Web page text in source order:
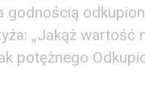
godnością
„Jakąż wartość
potężnego